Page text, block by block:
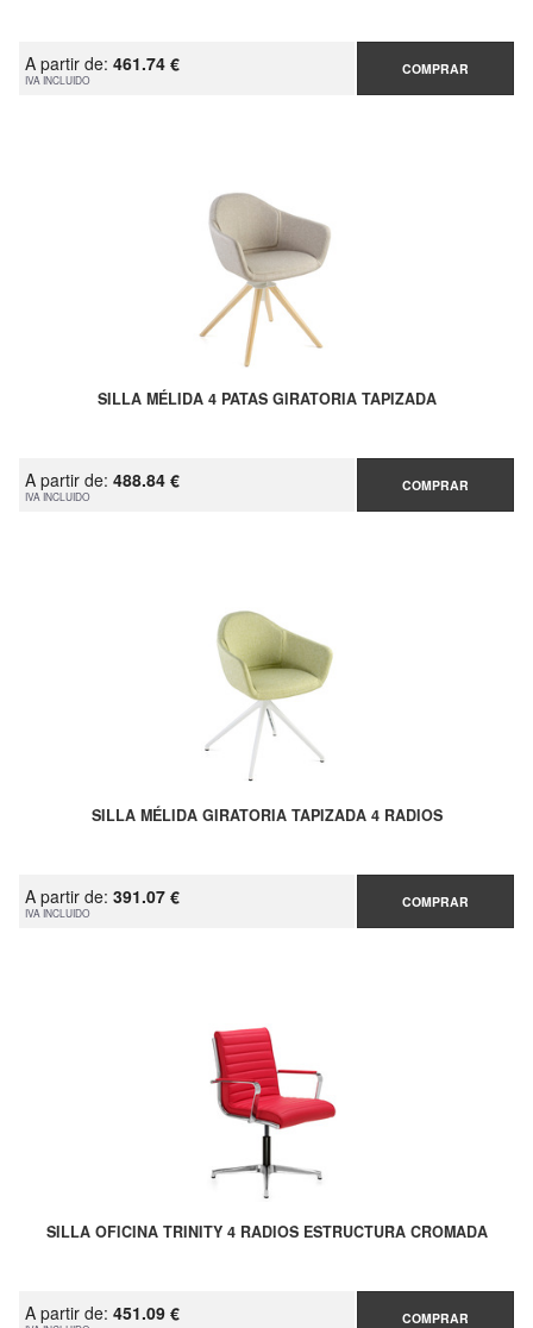
A partir de: 461.74 €
IVA INCLUIDO
COMPRAR
SILLA MÉLIDA 4 PATAS GIRATORIA TAPIZADA
A partir de: 488.84 €
IVA INCLUIDO
COMPRAR
SILLA MÉLIDA GIRATORIA TAPIZADA 4 RADIOS
A partir de: 391.07 €
IVA INCLUIDO
COMPRAR
SILLA OFICINA TRINITY 4 RADIOS ESTRUCTURA CROMADA
A partir de: 451.09 € COMPRAR